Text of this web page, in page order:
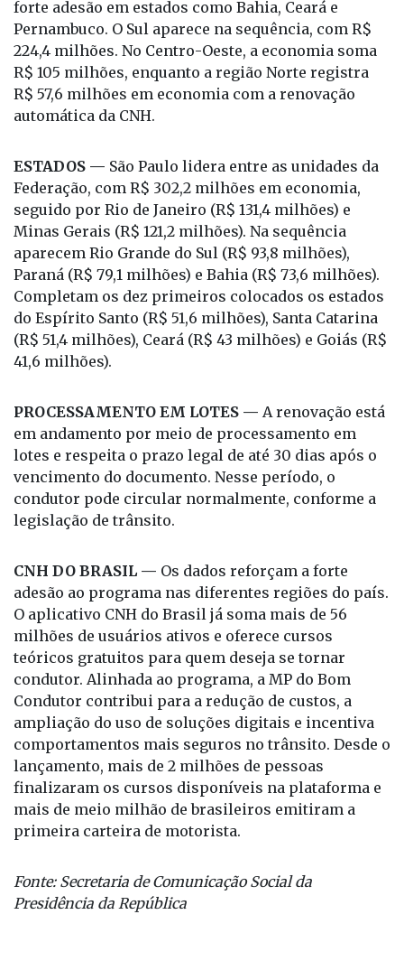
forte adesão em estados como Bahia, Ceará e
Pernambuco. O Sul aparece na sequência, com R$
224,4 milhões. No Centro-Oeste, a economia soma
R$ 105 milhões, enquanto a região Norte registra
R$ 57,6 milhões em economia com a renovação
automática da CNH.
ESTADOS — São Paulo lidera entre as unidades da
Federação, com R$ 302,2 milhões em economia,
seguido por Rio de Janeiro (R$ 131,4 milhões) e
Minas Gerais (R$ 121,2 milhões). Na sequência
aparecem Rio Grande do Sul (R$ 93,8 milhões),
Paraná (R$ 79,1 milhões) e Bahia (R$ 73,6 milhões).
Completam os dez primeiros colocados os estados
do Espírito Santo (R$ 51,6 milhões), Santa Catarina
(R$ 51,4 milhões), Ceará (R$ 43 milhões) e Goiás (R$
41,6 milhões).
PROCESSAMENTO EM LOTES — A renovação está
em andamento por meio de processamento em
lotes e respeita o prazo legal de até 30 dias após o
vencimento do documento. Nesse período, o
condutor pode circular normalmente, conforme a
legislação de trânsito.
CNH DO BRASIL — Os dados reforçam a forte
adesão ao programa nas diferentes regiões do país.
O aplicativo CNH do Brasil já soma mais de 56
milhões de usuários ativos e oferece cursos
teóricos gratuitos para quem deseja se tornar
condutor. Alinhada ao programa, a MP do Bom
Condutor contribui para a redução de custos, a
ampliação do uso de soluções digitais e incentiva
comportamentos mais seguros no trânsito. Desde o
lançamento, mais de 2 milhões de pessoas
finalizaram os cursos disponíveis na plataforma e
mais de meio milhão de brasileiros emitiram a
primeira carteira de motorista.
Fonte: Secretaria de Comunicação Social da
Presidência da República